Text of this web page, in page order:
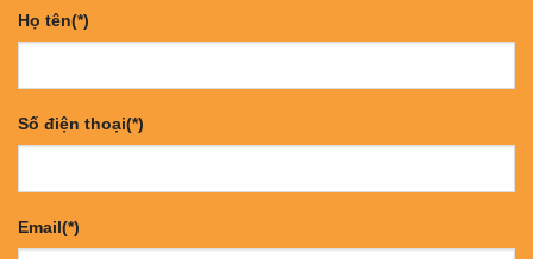
Họ tên(*)
Số điện thoại(*)
Email(*)